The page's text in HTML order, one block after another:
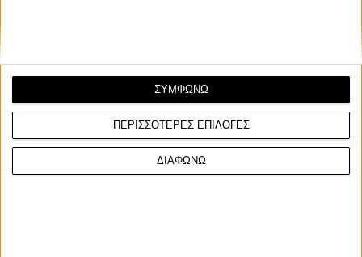
ΠΕΡΙΣΣΟΤΕΡΕΣ ΕΠΙΛΟΓΕΣ
ΔΙΑΦΩΝΩ
ΣΥΜΦΩΝΩ